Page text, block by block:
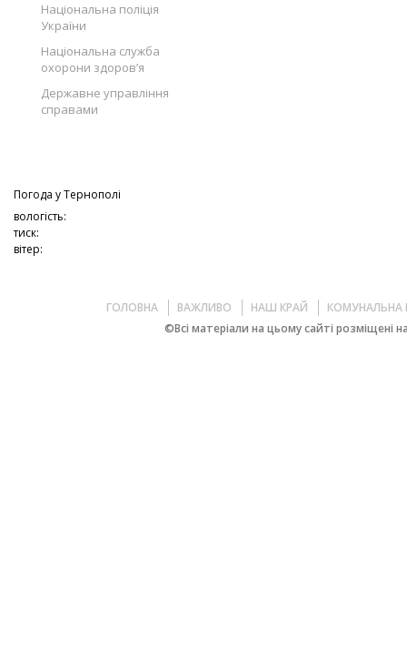
Національна поліція
України
Національна служба
охорони здоров’я
Державне управління
справами
Погода уТернополі
вологість:
тиск:
вітер:
ГОЛОВНА ВАЖЛИВО НАШ КРАЙ
КОМУНАЛЬНА
©Всі матеріали на цьому сайті розміщені